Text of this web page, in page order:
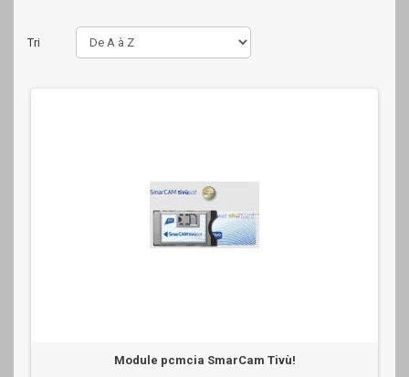
Tri
Module pcmcia SmarCam Tivù!